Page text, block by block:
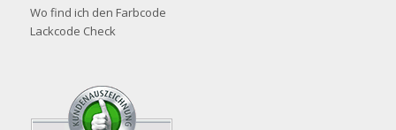
Wo find ich den Farbcode
Lackcode Check